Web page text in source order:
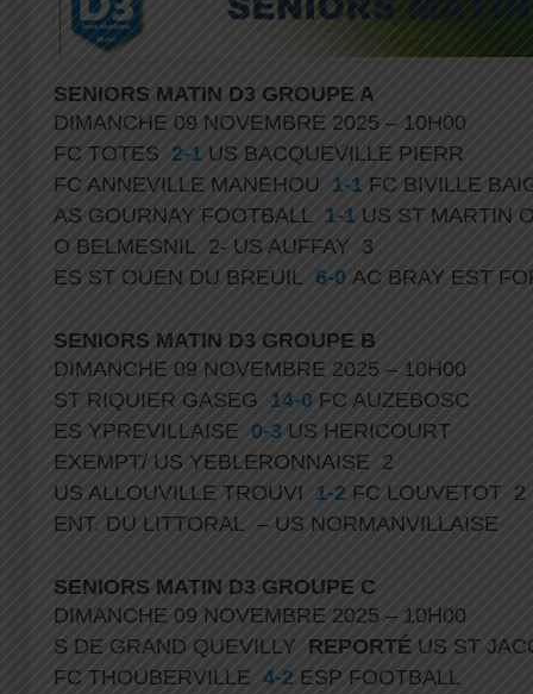
SENIORS MATIN D3 GROUPE A
DIMANCHE 09 NOVEMBRE 2025 – 10H00
FC TOTES 2-1 US BACQUEVILLE PIERR
FC ANNEVILLE MANEHOU 1-1 FC BIVILLE
AS GOURNAY FOOTBALL 1-1 US ST MARTIN
O BELMESNIL 2- US AUFFAY 3
ES ST OUEN DU BREUIL 6-0 AC BRAY EST
SENIORS MATIN D3 GROUPE B
DIMANCHE 09 NOVEMBRE 2025 – 10H00
ST RIQUIER GASEG 14-0 FC AUZEBOSC
ES YPREVILLAISE 0-3 US HERICOURT
EXEMPT/ US YEBLERONNAISE 2
US ALLOUVILLE TROUVI 1-2 FC LOUVETOT 2
ENT. DU LITTORAL – US NORMANVILLAISE
SENIORS MATIN D3 GROUPE C
DIMANCHE 09 NOVEMBRE 2025 – 10H00
S DE GRAND QUEVILLY REPORTÉ US ST
FC THOUBERVILLE 4-2 ESP FOOTBALL